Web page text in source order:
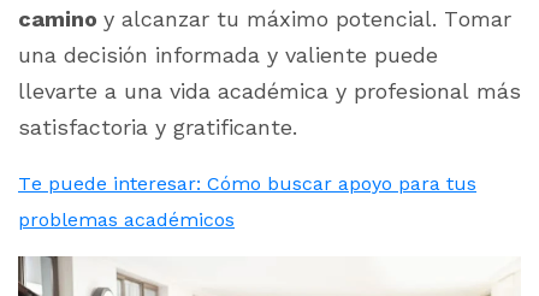
camino y alcanzar tu máximo potencial. Tomar
una decisión informada y valiente puede
llevarte a una vida académica y profesional más
satisfactoria y gratificante.
Te puede interesar: Cómo buscar apoyo para tus
problemas académicos